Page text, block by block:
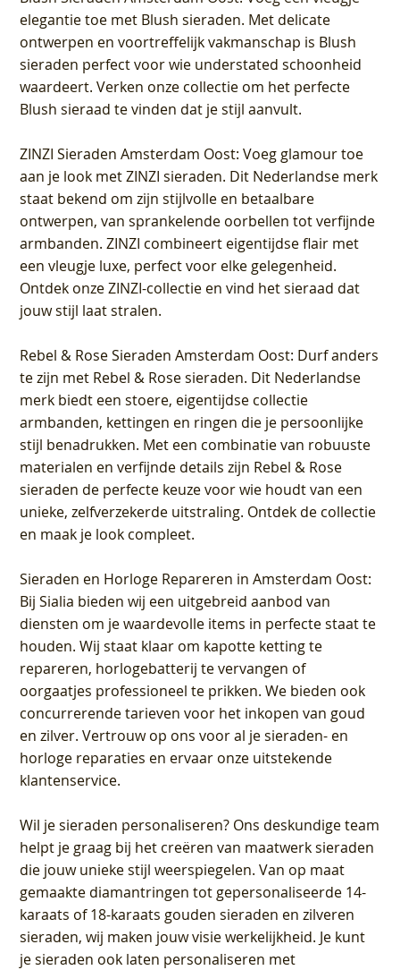
elegantie toe met Blush sieraden. Met delicate
ontwerpen en voortreffelijk vakmanschap is Blush
sieraden perfect voor wie understated schoonheid
waardeert. Verken onze collectie om het perfecte
Blush sieraad te vinden dat je stijl aanvult.
ZINZI Sieraden Amsterdam Oost: Voeg glamour toe
aan je look met ZINZI sieraden. Dit Nederlandse merk
staat bekend om zijn stijlvolle en betaalbare
ontwerpen, van sprankelende oorbellen tot verfijnde
armbanden. ZINZI combineert eigentijdse flair met
een vleugje luxe, perfect voor elke gelegenheid.
Ontdek onze ZINZI-collectie en vind het sieraad dat
jouw stijl laat stralen.
Rebel & Rose Sieraden Amsterdam Oost: Durf anders
te zijn met Rebel & Rose sieraden. Dit Nederlandse
merk biedt een stoere, eigentijdse collectie
armbanden, kettingen en ringen die je persoonlijke
stijl benadrukken. Met een combinatie van robuuste
materialen en verfijnde details zijn Rebel & Rose
sieraden de perfecte keuze voor wie houdt van een
unieke, zelfverzekerde uitstraling. Ontdek de collectie
en maak je look compleet.
Sieraden en Horloge Repareren in Amsterdam Oost:
Bij Sialia bieden wij een uitgebreid aanbod van
diensten om je waardevolle items in perfecte staat te
houden. Wij staat klaar om kapotte ketting te
repareren, horlogebatterij te vervangen of
oorgaatjes professioneel te prikken. We bieden ook
concurrerende tarieven voor het inkopen van goud
en zilver. Vertrouw op ons voor al je sieraden- en
horloge reparaties en ervaar onze uitstekende
klantenservice.
Wil je sieraden personaliseren? Ons deskundige team
helpt je graag bij het creëren van maatwerk sieraden
die jouw unieke stijl weerspiegelen. Van op maat
gemaakte diamantringen tot gepersonaliseerde 14-
karaats of 18-karaats gouden sieraden en zilveren
sieraden, wij maken jouw visie werkelijkheid. Je kunt
je sieraden ook laten personaliseren met